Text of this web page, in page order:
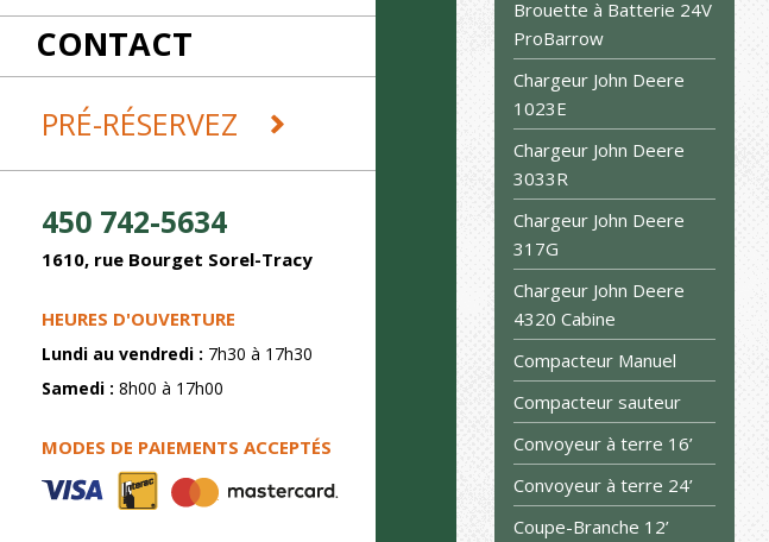
CONTACT
PRÉ-RÉSERVEZ
450 742-5634
1610, rue Bourget Sorel-Tracy
HEURES D'OUVERTURE
Lundi au vendredi : 7h30 à 17h30
Samedi : 8h00 à 17h00
MODES DE PAIEMENTS ACCEPTÉS
REMORQUES ET DÉMÉNAGEMENT
SABLAGE
Brouette à Batterie 24V
ProBarrow
Chargeur John Deere
1023E
Chargeur John Deere
3033R
Chargeur John Deere
317G
Chargeur John Deere
4320 Cabine
Compacteur Manuel
Compacteur sauteur
Convoyeur à terre 16’
Convoyeur à terre 24’
Coupe-Branche 12’